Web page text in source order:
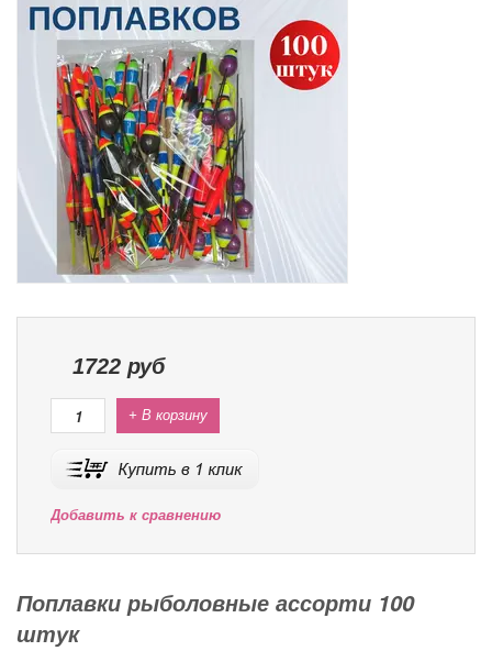
1722 руб
+ В корзину
Добавить к сравнению
Поплавки рыболовные ассорти 100
штук